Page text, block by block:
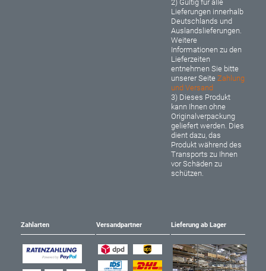
2) Gültig für alle
Lieferungen innerhalb
Deutschlands und
Auslandslieferungen.
Weitere
Informationen zu den
Lieferzeiten
entnehmen Sie bitte
unserer SeiteZahlung
und Versand
3) Dieses Produkt
kann Ihnen ohne
Originalverpackung
geliefert werden. Dies
dient dazu, das
Produkt während des
Transports zu Ihnen
vor Schäden zu
schützen.
Zahlarten Versandpartner Lieferung ab Lager